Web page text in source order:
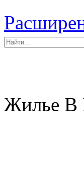
Жилье В